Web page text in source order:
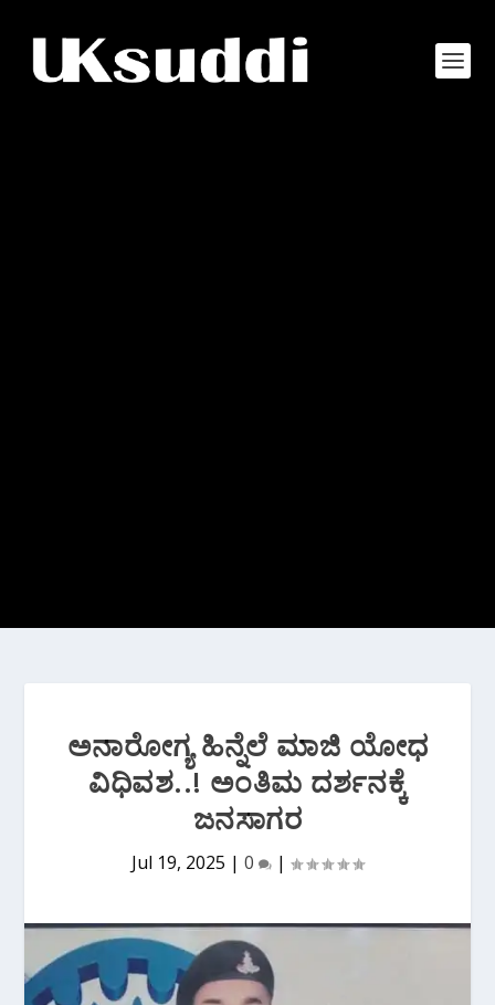
ಅನಾರೋಗ್ಯ ಹಿನ್ನೆಲೆ ಮಾಜಿ ಯೋಧ
ವಿಧಿವಶ..! ಅಂತಿಮ ದರ್ಶನಕ್ಕೆ
ಜನಸಾಗರ
Jul 19, 2025 | 0 |